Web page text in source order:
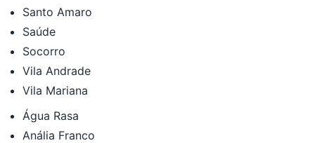
Santo Amaro
Saúde
Socorro
Vila Andrade
Vila Mariana
Água Rasa
Anália Franco